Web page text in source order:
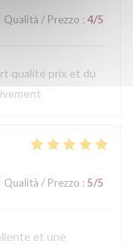
Qualità / Prezzo : 4/5
qualité prix et du
Qualità / Prezzo : 5/5
et une